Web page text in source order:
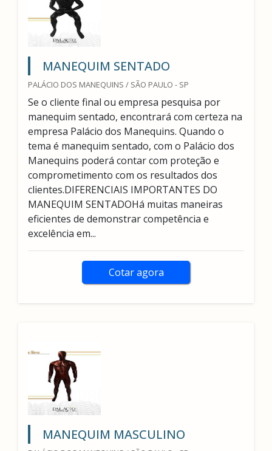
MANEQUIM SENTADO
PALÁCIO DOS MANEQUINS / SÃO PAULO - SP
Se o cliente final ou empresa pesquisa por
manequim sentado, encontrará com certeza na
empresa Palácio dos Manequins. Quando o
tema é manequim sentado, com o Palácio dos
Manequins poderá contar com proteção e
comprometimento com os resultados dos
clientes.DIFERENCIAIS IMPORTANTES DO
MANEQUIM SENTADOHá muitas maneiras
eficientes de demonstrar competência e
excelência em...
Cotar agora
MANEQUIM MASCULINO